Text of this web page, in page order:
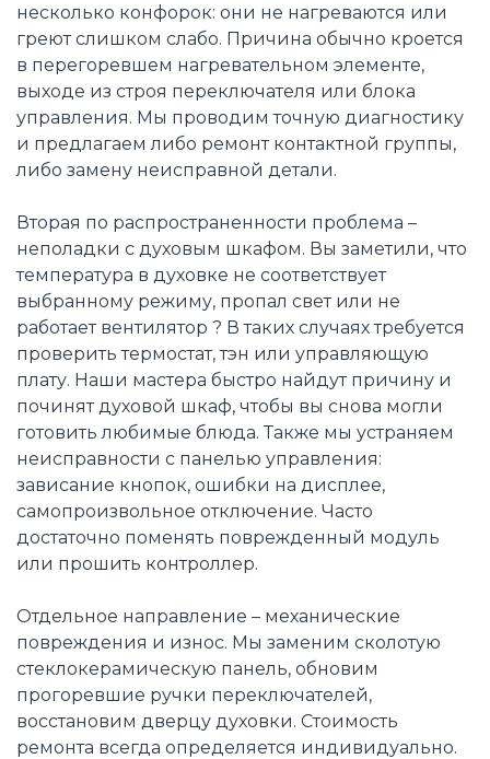
несколько конфорок: они не нагреваются или
греют слишком слабо. Причина обычно кроется
в перегоревшем нагревательном элементе,
выходе из строя переключателя или блока
управления. Мы проводим точную диагностику
и предлагаем либо ремонт контактной группы,
либо замену неисправной детали.
Вторая по распространенности проблема –
неполадки с духовым шкафом. Вы заметили, что
температура в духовке не соответствует
выбранному режиму, пропал свет или не
работает вентилятор ? В таких случаях требуется
проверить термостат, тэн или управляющую
плату. Наши мастера быстро найдут причину и
починят духовой шкаф, чтобы вы снова могли
готовить любимые блюда. Также мы устраняем
неисправности с панелью управления:
зависание кнопок, ошибки на дисплее,
самопроизвольное отключение. Часто
достаточно поменять поврежденный модуль
или прошить контроллер.
Отдельное направление – механические
повреждения и износ. Мы заменим сколотую
стеклокерамическую панель, обновим
прогоревшие ручки переключателей,
восстановим дверцу духовки. Стоимость
ремонта всегда определяется индивидуально.